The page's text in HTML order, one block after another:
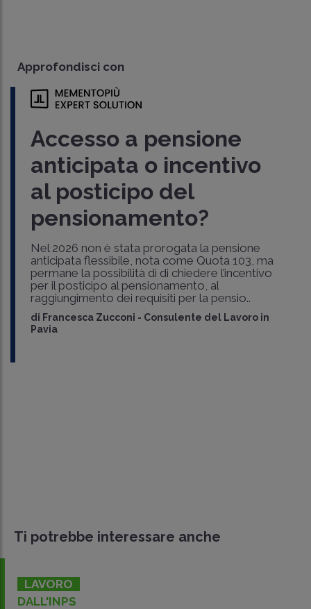
Approfondisci con
Accesso a pensione
anticipata o incentivo
al posticipo del
pensionamento?
Nel 2026 non è stata prorogata la pensione
anticipata flessibile, nota come Quota 103, ma
permane la possibilità di di chiedere l’incentivo
per il posticipo al pensionamento, al
raggiungimento dei requisiti per la pensio..
di Francesca Zucconi - Consulente del Lavoro in
Pavia
Ti potrebbe interessare anche
LAVORO
DALL'INPS